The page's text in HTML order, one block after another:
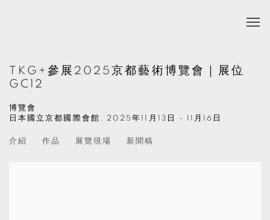
TKG+參展2025京都藝術博覽會｜展位
GC12
博覽會
日本國立京都國際會館, 2025年11月13日 - 11月16日
介紹 作品 展覽現場 新聞稿